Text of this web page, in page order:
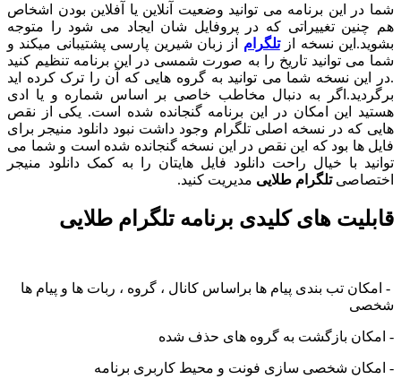
برنامه می توانید وضعیت آنلاین یا آفلاین بودن اشخاص
که در پروفایل شان ایجاد می شود را متوجه
نسخه از تلگرام از زبان شیرین پارسی پشتیبانی میکند و
تاریخ را به صورت شمسی در این برنامه تنظیم کنید
شما می توانید به گروه هایی که آن را ترک کرده اید
به دنبال مخاطب خاصی بر اساس شماره و یا ادی
امکان در این برنامه گنجانده شده است. یکی از نقص
نسخه اصلی تلگرام وجود داشت نبود دانلود منیجر برای
که این نقص در این نسخه گنجانده شده است و شما می
خیال راحت دانلود فایل هایتان را به کمک دانلود منیجر
تلگرام طلاییمدیریت کنید.
های کلیدی برنامه تلگرام طلایی
بندی پیام ها براساس کانال ، گروه ، ربات ها و پیام ها
به گروه های حذف شده
سازی فونت و محیط کاربری برنامه